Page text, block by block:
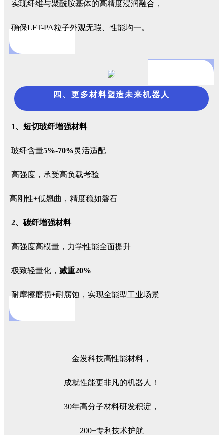
实现纤维与聚酰胺基体的高精度浸润融合，
确保LFT-PA粒子外观无瑕、性能均一。
四、更多材料塑造未来机器人
1、短切玻纤增强材料
玻纤含量5%-70%灵活适配
高强度，承受高负载考验
高刚性+低翘曲，精度稳如磐石
2、碳纤增强材料
高强度高模量，力学性能全面提升
极致轻量化， 减重20%
耐摩擦磨损+耐腐蚀，实现全能型工业场景
金发科技高性能材料，
成就性能更非凡的机器人！
30年高分子材料研发积淀，
200+专利技术护航